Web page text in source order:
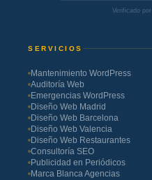
Verificado por
SERVICIOS
Mantenimiento WordPress
Auditoría Web
Emergencias WordPress
Diseño Web Madrid
Diseño Web Barcelona
Diseño Web Valencia
Diseño Web Restaurantes
Consultoría SEO
Publicidad en Periódicos
Marca Blanca Agencias